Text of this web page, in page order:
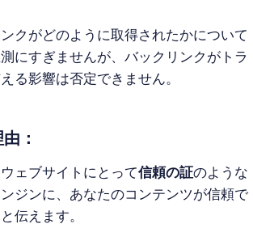
クがどのように取得されたかについて
にすぎませんが、バックリンクがトラ
る影響は否定できません。
：
ェブサイトにとって信頼の証のような
ジンに、あなたのコンテンツが信頼で
伝えます。